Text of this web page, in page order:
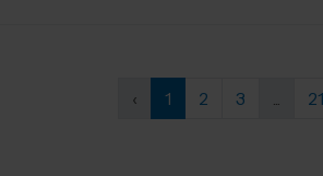
‹ 1 2 3 ... 21